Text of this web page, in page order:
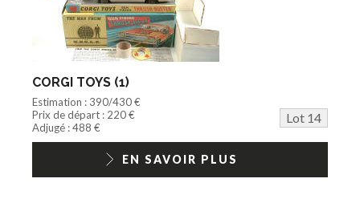
CORGI TOYS (1)
Estimation : 390/430 €
Prix de départ : 220 €
Lot 14
Adjugé : 488 €
EN SAVOIR PLUS